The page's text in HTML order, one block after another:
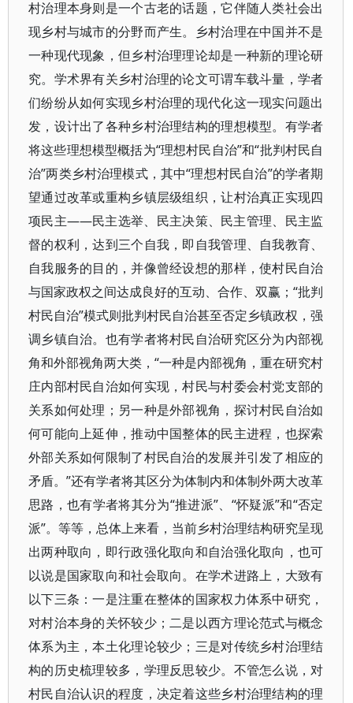
村治理本身则是一个古老的话题，它伴随人类社会出
现乡村与城市的分野而产生。乡村治理在中国并不是
一种现代现象，但乡村治理理论却是一种新的理论研
究。学术界有关乡村治理的论文可谓车载斗量，学者
们纷纷从如何实现乡村治理的现代化这一现实问题出
发，设计出了各种乡村治理结构的理想模型。有学者
将这些理想模型概括为“理想村民自治”和“批判村民自
治”两类乡村治理模式，其中“理想村民自治”的学者期
望通过改革或重构乡镇层级组织，让村治真正实现四
项民主——民主选举、民主决策、民主管理、民主监
督的权利，达到三个自我，即自我管理、自我教育、
自我服务的目的，并像曾经设想的那样，使村民自治
与国家政权之间达成良好的互动、合作、双赢；“批判
村民自治”模式则批判村民自治甚至否定乡镇政权，强
调乡镇自治。也有学者将村民自治研究区分为内部视
角和外部视角两大类，“一种是内部视角，重在研究村
庄内部村民自治如何实现，村民与村委会村党支部的
关系如何处理；另一种是外部视角，探讨村民自治如
何可能向上延伸，推动中国整体的民主进程，也探索
外部关系如何限制了村民自治的发展并引发了相应的
矛盾。”还有学者将其区分为体制内和体制外两大改革
思路，也有学者将其分为“推进派”、“怀疑派”和“否定
派”。等等，总体上来看，当前乡村治理结构研究呈现
出两种取向，即行政强化取向和自治强化取向，也可
以说是国家取向和社会取向。在学术进路上，大致有
以下三条：一是注重在整体的国家权力体系中研究，
对村治本身的关怀较少；二是以西方理论范式与概念
体系为主，本土化理论较少；三是对传统乡村治理结
构的历史梳理较多，学理反思较少。不管怎么说，对
村民自治认识的程度，决定着这些乡村治理结构的理